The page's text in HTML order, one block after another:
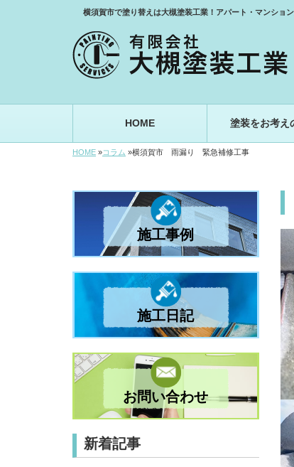
横須賀市で塗り替えは大槻塗装工業！アパート・マンショ
HOME 塗装をお考え
HOME »コラム »横須賀市 雨漏り 緊急補修工事
施工事例
施工日記
お問い合わせ
新着記事